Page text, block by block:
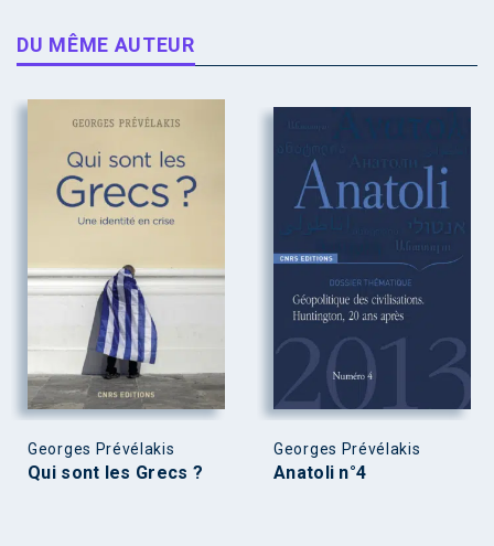
DU MÊME AUTEUR
Georges Prévélakis
Qui sont les Grecs ?
Georges Prévélakis
Anatoli n°4